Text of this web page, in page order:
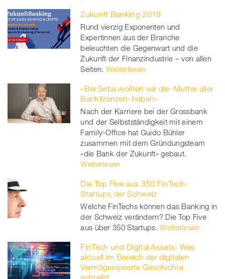
Zukunft Banking 2019
Rund vierzig Exponenten und
Expertinnen aus der Branche
beleuchten die Gegenwart und die
Zukunft der Finanzindustrie – von allen
Seiten. Weiterlesen
«Bei Seba wollten wir die ‹Mutter aller
Banklizenzen› haben»
Nach der Karriere bei der Grossbank
und der Selbstständigkeit mit einem
Family-Office hat Guido Bühler
zusammen mit dem Gründungsteam
«die Bank der Zukunft» gebaut.
Weiterlesen
Die Top Five aus 350 FinTech-
Startups der Schweiz
Welche FinTechs können das Banking in
der Schweiz verändern? Die Top Five
aus über 350 Startups. Weiterlesen
FinTech und Digital Assets: Was
aktuell im Bereich der digitalen
Vermögenswerte Geschichte